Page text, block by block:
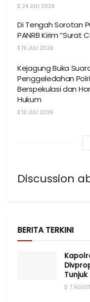
24 JULI 2026
Di Tengah Sorotan
PANRB Kirim “Surat
19 JULI 2026
Kejagung Buka
Penggeledahan
Berspekulasi dan
Hukum
10 JULI 2026
Discussion
BERITA TERKINI
Tunjuk
7